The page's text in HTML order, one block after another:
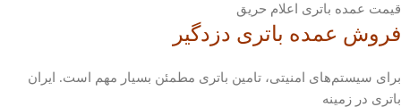
قیمت عمده باتری اعلام حریق
فروش عمده باتری دزدگیر
برای سیستم‌های امنیتی، تامین باتری مطمئن بسیار مهم است. ایران
باتری در زمینه